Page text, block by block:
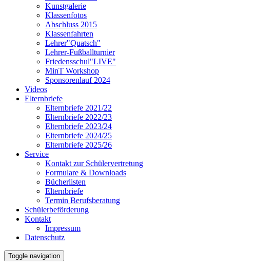
Kunstgalerie
Klassenfotos
Abschluss 2015
Klassenfahrten
Lehrer"Quatsch"
Lehrer-Fußballturnier
Friedensschul"LIVE"
MinT Workshop
Sponsorenlauf 2024
Videos
Elternbriefe
Elternbriefe 2021/22
Elternbriefe 2022/23
Elternbriefe 2023/24
Elternbriefe 2024/25
Elternbriefe 2025/26
Service
Kontakt zur Schülervertretung
Formulare & Downloads
Bücherlisten
Elternbriefe
Termin Berufsberatung
Schülerbeförderung
Kontakt
Impressum
Datenschutz
Toggle navigation